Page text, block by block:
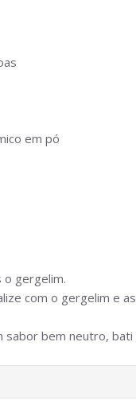
em pó
gergelim.
com o gergelim e
bem neutro,